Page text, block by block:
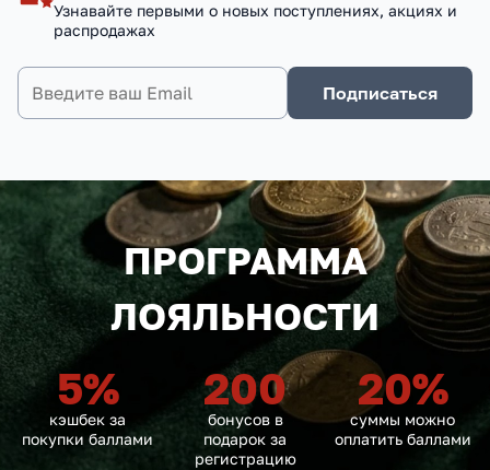
Узнавайте первыми о новых поступлениях, акциях и
распродажах
Подписаться
ПРОГРАММА
ЛОЯЛЬНОСТИ
5%
кэшбек за
покупки баллами
200
бонусов в
подарок за
регистрацию
20%
суммы можно
оплатить баллами